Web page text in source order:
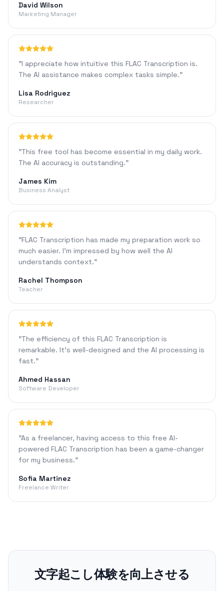
David Wilson
Marketing Manager
"I appreciate how intuitive this FLAC Transcription is.
The AI assistance makes complex tasks simple."
Lisa Rodriguez
Researcher
"This free tool has become essential in my daily work.
The AI accuracy is outstanding."
James Kim
Business Analyst
"FLAC Transcription has made my preparation work so
much easier. I'm impressed by how well the AI
understands context."
Rachel Thompson
Teacher
"The efficiency of this FLAC Transcription is
remarkable. It's well-designed and the AI processing is
fast."
Ahmed Hassan
Software Developer
"As a freelancer, having access to this free AI-
powered FLAC Transcription has been a game-changer
for my business."
Sofia Martinez
Freelance Writer
文字起こし体験を向上させる